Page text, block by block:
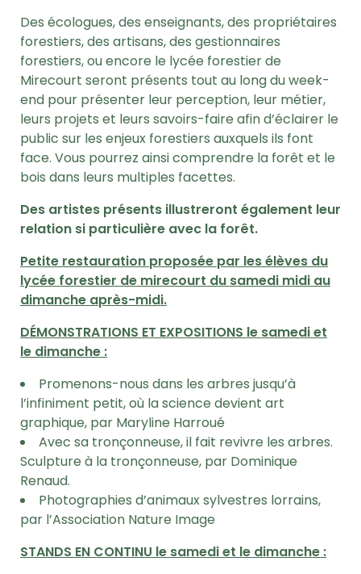
Des écologues, des enseignants, des propriétaires
forestiers, des artisans, des gestionnaires
forestiers, ou encore le lycée forestier de
Mirecourt seront présents tout au long du week-
end pour présenter leur perception, leur métier,
leurs projets et leurs savoirs-faire afin d’éclairer le
public sur les enjeux forestiers auxquels ils font
face. Vous pourrez ainsi comprendre la forêt et le
bois dans leurs multiples facettes.
Des artistes présents illustreront également leur
relation si particulière avec la forêt.
Petite restauration proposée par les élèves du
lycée forestier de mirecourt du samedi midi au
dimanche après-midi.
DÉMONSTRATIONS ET EXPOSITIONS le samedi et
le dimanche :
Promenons-nous dans les arbres jusqu’à
l’infiniment petit, où la science devient art
graphique, par Maryline Harroué
Avec sa tronçonneuse, il fait revivre les arbres.
Sculpture à la tronçonneuse, par Dominique
Renaud.
Photographies d’animaux sylvestres lorrains,
par l’Association Nature Image
STANDS EN CONTINU le samedi et le dimanche :